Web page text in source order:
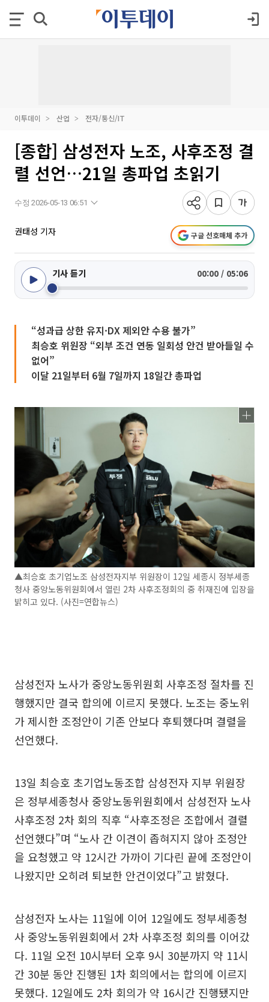
이투데이 산업 전자/통신/IT
[종합] 삼성전자 노조, 사후조정 결
렬 선언…21일 총파업 초읽기
수정 2026-05-13 06:51
권태성 기자 구글 선호매체 추가
기사 듣기 00:00 / 05:06
“성과급 상한 유지·DX 제외안 수용 불가”
최승호 위원장 “외부 조건 연동 일회성 안건 받아들일 수
없어”
이달 21일부터 6월 7일까지 18일간 총파업
▲최승호 초기업노조 삼성전자지부 위원장이 12일 세종시 정부세종
청사 중앙노동위원회에서 열린 2차 사후조정회의 중 취재진에 입장을
밝히고 있다. (사진=연합뉴스)
삼성전자 노사가 중앙노동위원회 사후조정 절차를 진
행했지만 결국 합의에 이르지 못했다. 노조는 중노위
가 제시한 조정안이 기존 안보다 후퇴했다며 결렬을
선언했다.
13일 최승호 초기업노동조합 삼성전자 지부 위원장
은 정부세종청사 중앙노동위원회에서 삼성전자 노사
사후조정 2차 회의 직후 “사후조정은 조합에서 결렬
선언했다”며 “노사 간 이견이 좁혀지지 않아 조정안
을 요청했고 약 12시간 가까이 기다린 끝에 조정안이
나왔지만 오히려 퇴보한 안건이었다”고 밝혔다.
삼성전자 노사는 11일에 이어 12일에도 정부세종청
사 중앙노동위원회에서 2차 사후조정 회의를 이어갔
다. 11일 오전 10시부터 오후 9시 30분까지 약 11시
간 30분 동안 진행된 1차 회의에서는 합의에 이르지
못했다. 12일에도 2차 회의가 약 16시간 진행됐지만